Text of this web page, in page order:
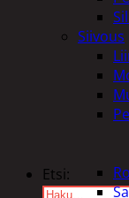
Etsi:
Siivous